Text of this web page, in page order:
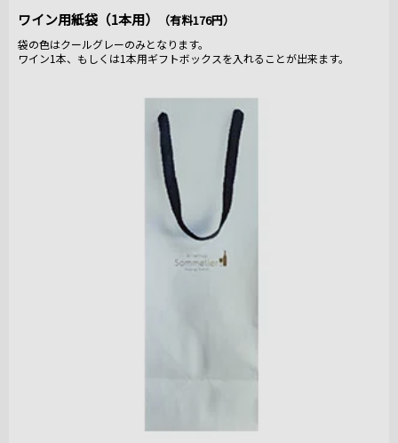
ワイン用紙袋（1本用） （有料176円）
袋の色はクールグレーのみとなります。
ワイン1本、もしくは1本用ギフトボックスを入れることが出来ます。